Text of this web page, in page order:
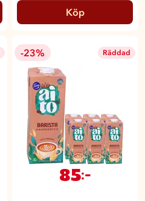
Köp
-23% Räddad
85:-